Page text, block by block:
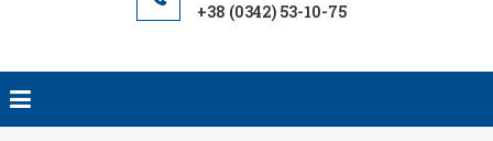
+38 (0342) 53-10-75